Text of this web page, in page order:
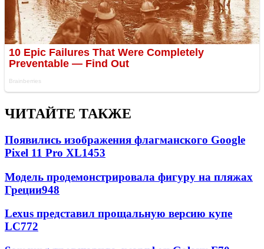
ЧИТАЙТЕ ТАКЖЕ
Появились изображения флагманского Google
Pixel 11 Pro XL1453
Модель продемонстрировала фигуру на пляжах
Греции948
Lexus представил прощальную версию купе
LC772